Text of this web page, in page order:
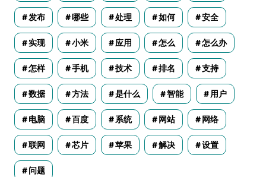
发布 哪些 处理 如何 安全
实现 小米 应用 怎么 怎么办
怎样 手机 技术 排名 支持
数据 方法 是什么 智能 用户
电脑 百度 系统 网站 网络
联网 芯片 苹果 解决 设置
问题